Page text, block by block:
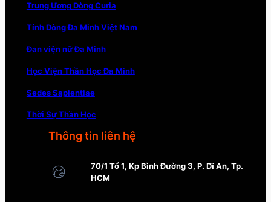
Trung Ương Dòng Curia
Tỉnh Dòng Đa Minh Việt Nam
Đan viện nữ Đa Minh
Học Viện Thần Học Đa Minh
Sedes Sapientiae
Thời Sự Thần Học
Thông tin liên hệ
70/1 Tổ 1, Kp Bình Đường 3, P. Dĩ An, Tp.
HCM